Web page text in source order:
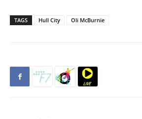
TAGS Hull City Oli McBurnie